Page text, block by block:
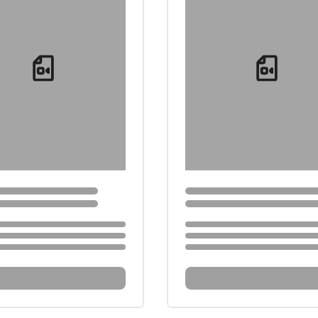
Loading... Loading...